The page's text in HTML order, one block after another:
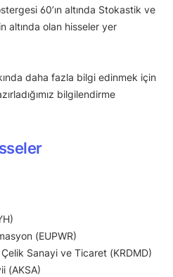
60’ın altında Stokastik ve
altında olan hisseler yer
daha fazla bilgi edinmek için
bilgilendirme
(EUPWR)
Sanayi ve Ticaret (KRDMD)
(AKSA)